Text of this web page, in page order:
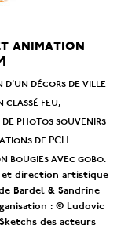
animation
d’un décors de ville
classé feu,
de photos souvenirs
de PCH.
bougies avec gobo.
et direction artistique
Bardel & Sandrine
: © Ludovic
des acteurs